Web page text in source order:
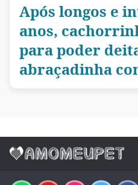
Após longos e
anos,
para poder
abraçadinha